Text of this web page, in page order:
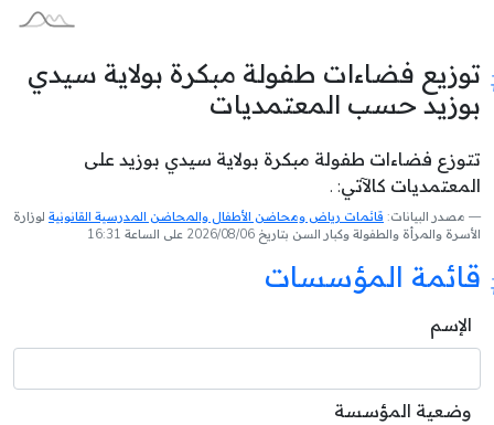
توزيع فضاءات طفولة مبكرة بولاية سيدي
بوزيد حسب المعتمديات
تتوزع فضاءات طفولة مبكرة بولاية سيدي بوزيد على
المعتمديات كالآتي: .
مصدر البيانات: قائمات رياض ومحاضن الأطفال والمحاضن المدرسية القانونية لوزارة
الأسرة والمرأة والطفولة وكبار السن بتاريخ 2026/08/06 على الساعة 16:31
قائمة المؤسسات
الإسم
وضعية المؤسسة